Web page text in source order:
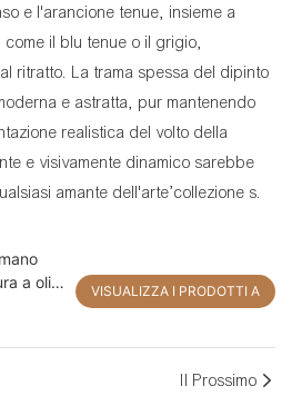
e l'arancione tenue, insieme a
il blu tenue o il grigio,
ritratto. La trama spessa del dipinto
e astratta, pur mantenendo
realistica del volto della
e visivamente dinamico sarebbe
amante dell'arte’collezione s.
a olio
VISUALIZZA I PRODOTTI A
Il Prossimo